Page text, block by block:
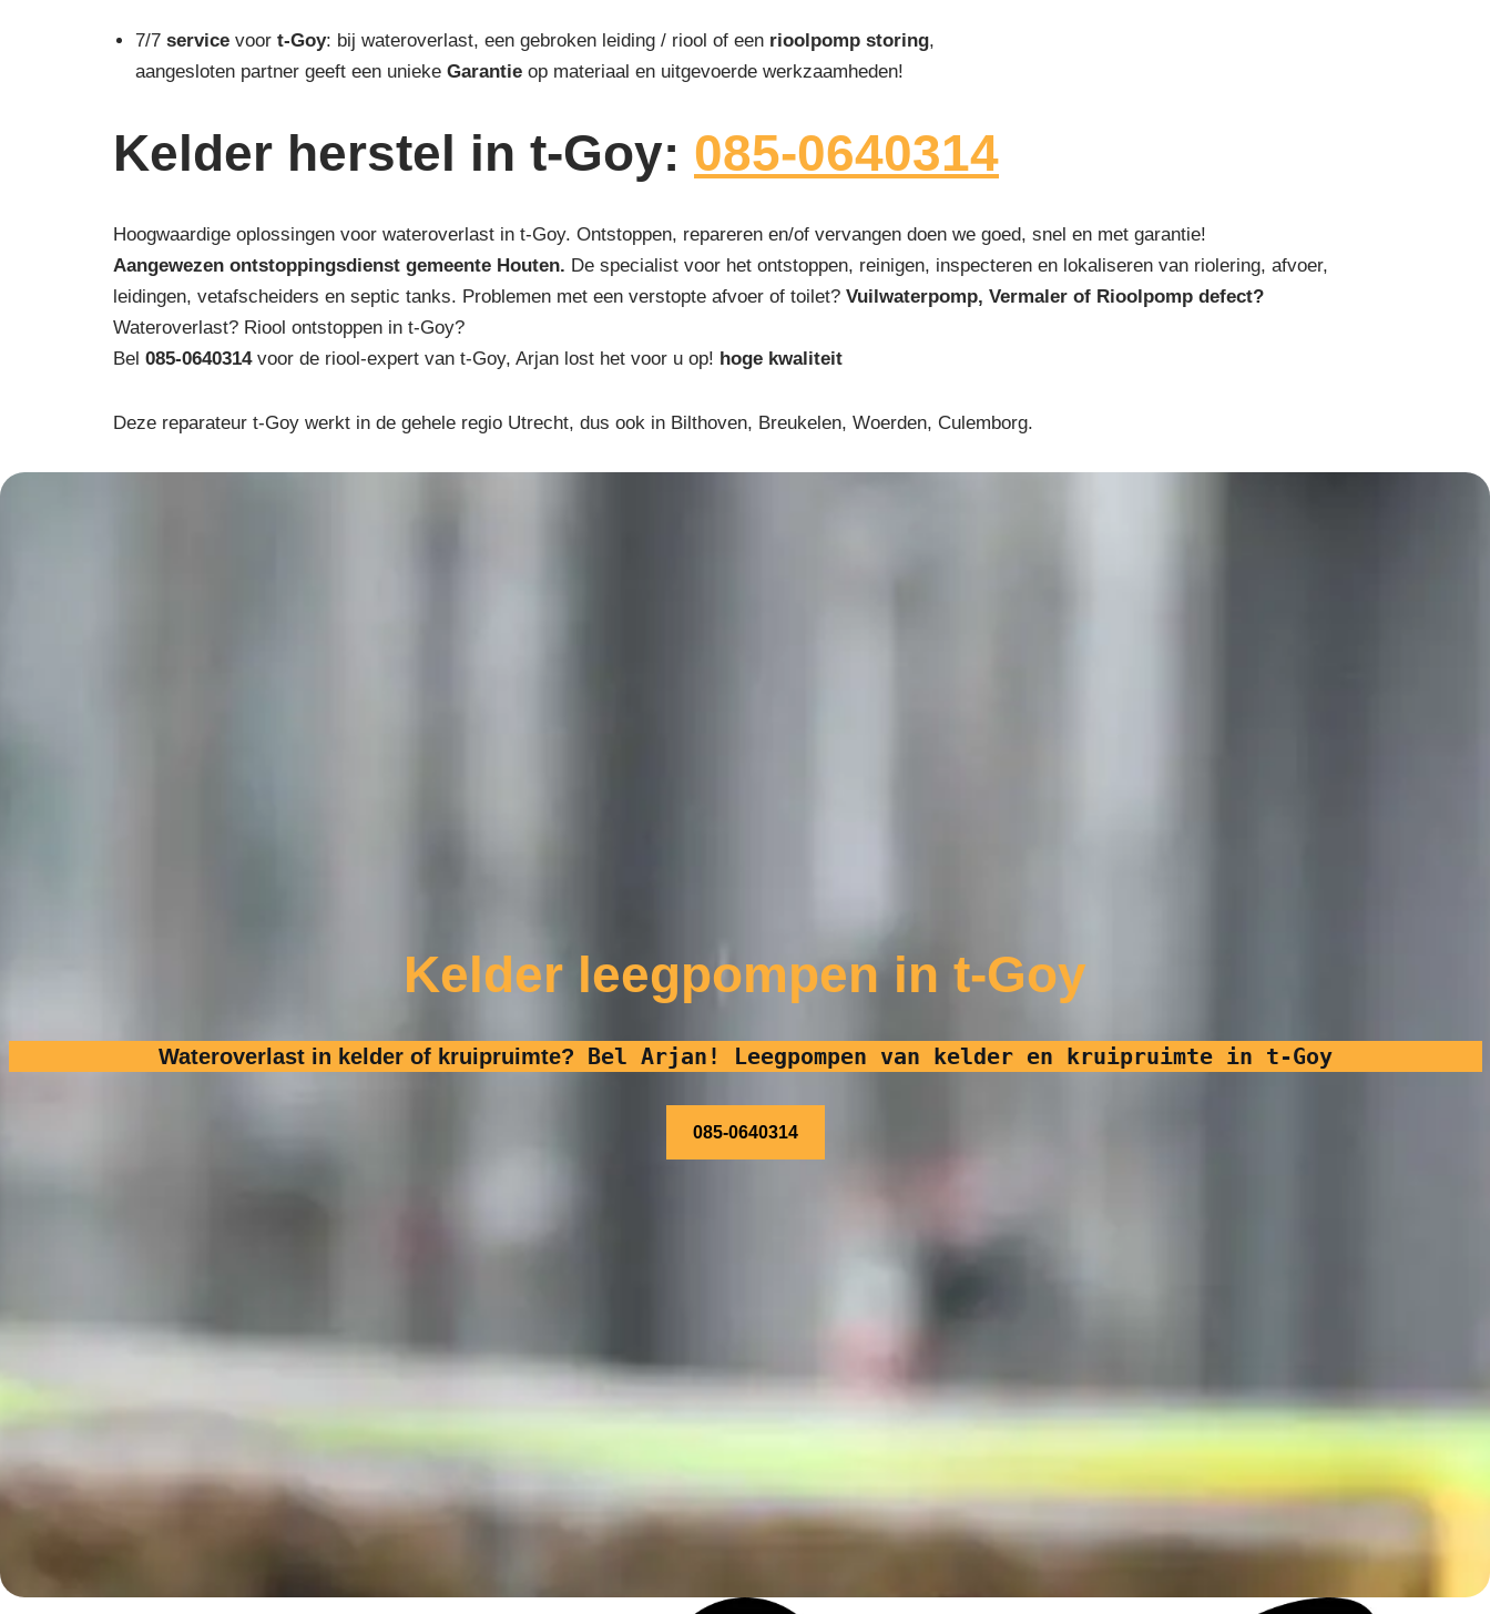
7/7 service voor t-Goy: bij wateroverlast, een gebroken leiding / riool of een rioolpomp storing,
aangesloten partner geeft een unieke Garantie op materiaal en uitgevoerde werkzaamheden!
Kelder herstel in t-Goy: 085-0640314
Hoogwaardige oplossingen voor wateroverlast in t-Goy. Ontstoppen, repareren en/of vervangen doen we goed, snel en met garantie!
Aangewezen ontstoppingsdienst gemeente Houten. De specialist voor het ontstoppen, reinigen, inspecteren en lokaliseren van riolering, afvoer,
leidingen, vetafscheiders en septic tanks. Problemen met een verstopte afvoer of toilet? Vuilwaterpomp, Vermaler of Rioolpomp defect?
Wateroverlast? Riool ontstoppen in t-Goy?
Bel 085-0640314 voor de riool-expert van t-Goy, Arjan lost het voor u op! hoge kwaliteit
Deze reparateur t-Goy werkt in de gehele regio Utrecht, dus ook in Bilthoven, Breukelen, Woerden, Culemborg.
Kelder leegpompen in t-Goy
Wateroverlast in kelder of kruipruimte? Bel Arjan! Leegpompen van kelder en kruipruimte in t-Goy
085-0640314